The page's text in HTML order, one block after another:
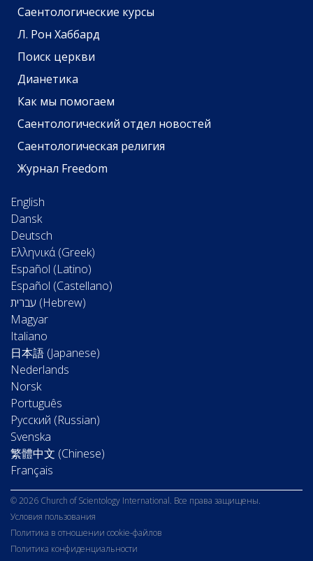
Саентологические курсы
Л. Рон Хаббард
Поиск церкви
Дианетика
Как мы помогаем
Саентологический отдел новостей
Саентологическая религия
Журнал Freedom
English
Dansk
Deutsch
Ελληνικά (Greek)
Español (Latino)
Español (Castellano)
Magyar
Italiano
日本語 (Japanese)
Nederlands
Norsk
Português
Русский (Russian)
Svenska
繁體中文 (Chinese)
Français
© 2026 Church of Scientology International. Все права защищены.
Условия пользования
Политика в отношении cookie-файлов
Политика конфиденциальности